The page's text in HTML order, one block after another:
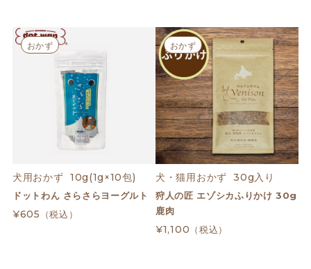
おかず
犬用おかず  10g(1g×10包)
ドットわん さらさらヨーグルト
¥605 （税込）
おかず
犬・猫用おかず  30g入り
狩人の匠 エゾシカふりかけ 30g
鹿肉
¥1,100 （税込）